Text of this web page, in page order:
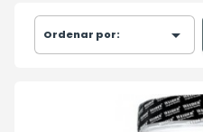
Ordenar por: 